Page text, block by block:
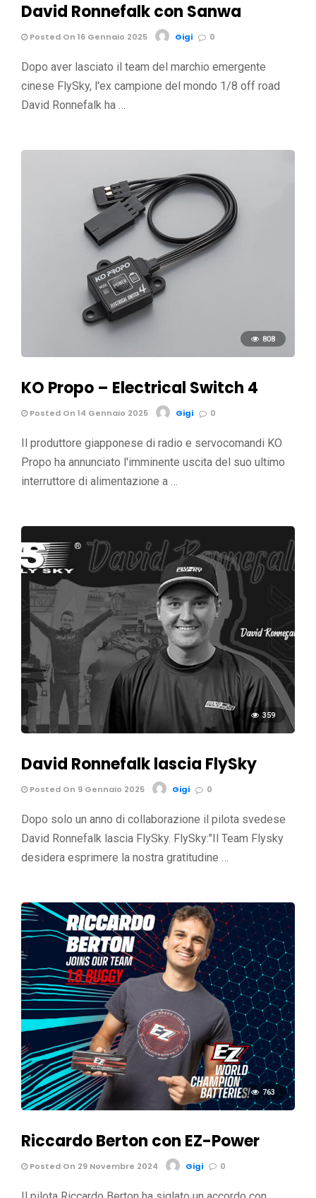
David Ronnefalk con Sanwa
Posted On 16 Gennaio 2025 Gigi 0
Dopo aver lasciato il team del marchio emergente
cinese FlySky, l'ex campione del mondo 1/8 off road
David Ronnefalk ha …
808
KO Propo – Electrical Switch 4
Posted On 14 Gennaio 2025 Gigi 0
Il produttore giapponese di radio e servocomandi KO
Propo ha annunciato l'imminente uscita del suo ultimo
interruttore di alimentazione a …
359
David Ronnefalk lascia FlySky
Posted On 9 Gennaio 2025 Gigi 0
Dopo solo un anno di collaborazione il pilota svedese
David Ronnefalk lascia FlySky. FlySky:"Il Team Flysky
desidera esprimere la nostra gratitudine …
763
Riccardo Berton con EZ-Power
Posted On 29 Novembre 2024 Gigi 0